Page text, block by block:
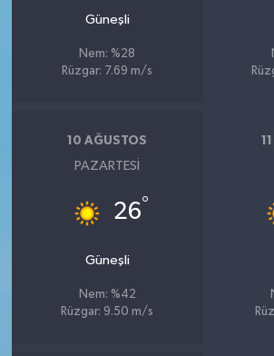
Güneşli
Nem: %28
Rüzgar: 7.69 m/s
10 AĞUSTOS
PAZARTESI
26°
Güneşli
Nem: %42
Rüzgar: 9.50 m/s